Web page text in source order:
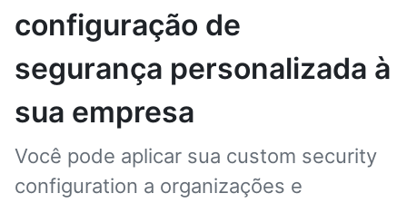
configuração de
segurança personalizada à
sua empresa
Você pode aplicar sua custom security
configuration a organizações e